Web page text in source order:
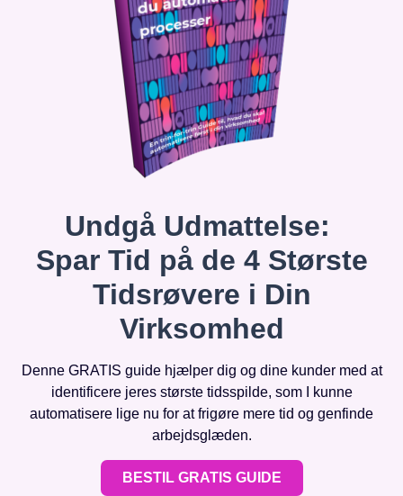
Undgå Udmattelse:
Spar Tid på de 4 Største
Tidsrøvere i Din
Virksomhed
Denne GRATIS guide hjælper dig og dine kunder med at
identificere jeres største tidsspilde, som I kunne
automatisere lige nu for at frigøre mere tid og genfinde
arbejdsglæden.
BESTIL GRATIS GUIDE